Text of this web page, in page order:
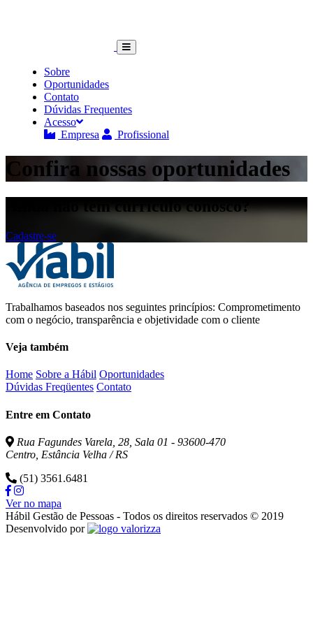
Sobre
Oportunidades
Contato
Dúvidas Frequentes
Acesso
Empresa
Profissional
Confira nossas oportunidades
Ainda não tem currículo conosco?
Cadastre-se
Trabalhamos baseados nos seguintes princípios: Comprometimento
com o negócio, transparência e objetividade com o cliente
Veja também
Home Sobre a Hábil Oportunidades
Dúvidas Freqüentes Contato
Entre em Contato
Rua Fagundes Varela, 28, Sala 01 - 93600-470
Centro, Estância Velha / RS
(51) 3561.6481
Ver no mapa
Hábil Gestão de Pessoas - Todos os direitos reservados © 2019
Desenvolvido por